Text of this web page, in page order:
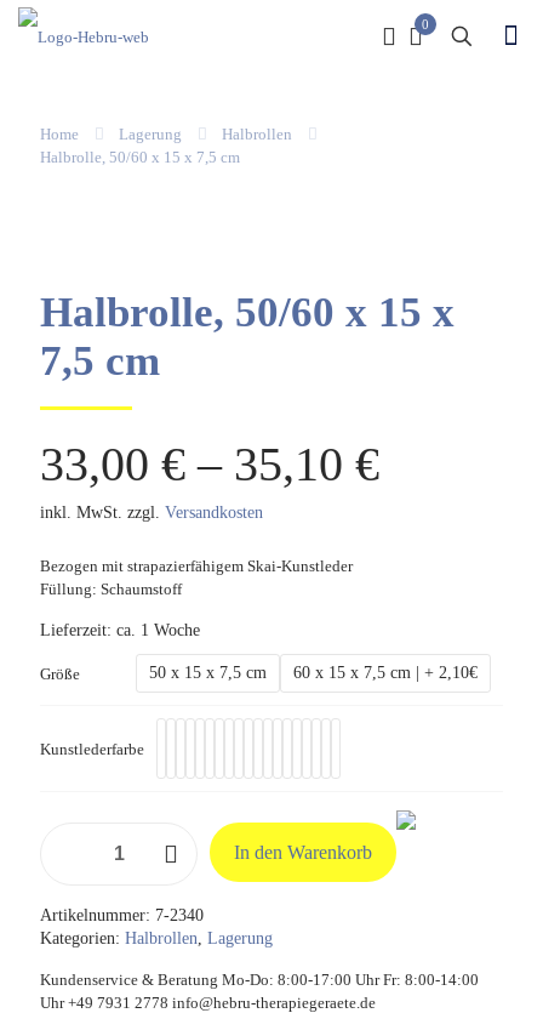
0
Home Lagerung
Halbrollen
Halbrolle, 50/60 x 15 x 7,5 cm
Halbrolle, 50/60 x 15 x
7,5 cm
33,00 € – 35,10 €
inkl. MwSt. zzgl. Versandkosten
Bezogen mit strapazierfähigem Skai-Kunstleder
Füllung: Schaumstoff
Lieferzeit: ca. 1 Woche
Größe 50 x 15 x 7,5 cm 60 x 15 x 7,5 cm | + 2,10€
Kunstlederfarbe
x
7,5
cm
Menge
In den Warenkorb
Artikelnummer: 7-2340
Kategorien: Halbrollen, Lagerung
Kundenservice & Beratung Mo-Do: 8:00-17:00 Uhr Fr: 8:00-14:00
Uhr +49 7931 2778 info@hebru-therapiegeraete.de